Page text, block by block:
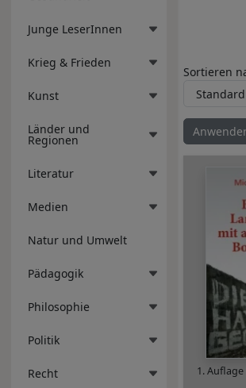
Junge LeserInnen
Krieg & Frieden
Kunst
Länder und
Regionen
Literatur
Medien
Natur und Umwelt
Pädagogik
Philosophie
Politik
Recht
Sortieren
1. Auflage